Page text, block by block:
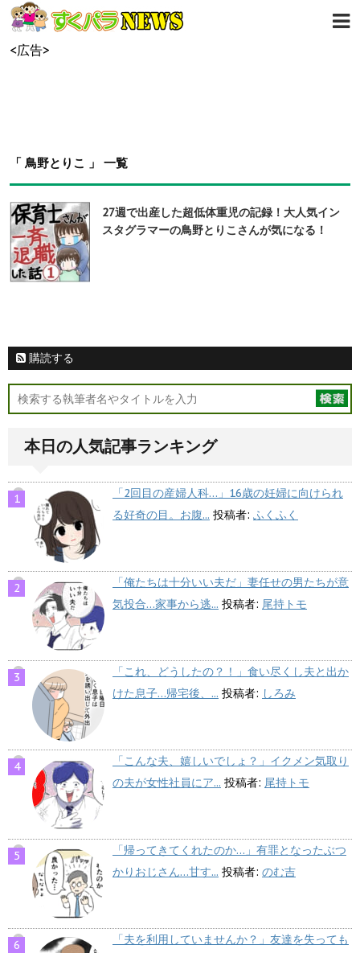
<広告>
「 鳥野とりこ 」 一覧
27週で出産した超低体重児の記録！大人気イン
スタグラマーの鳥野とりこさんが気になる！
購読する
本日の人気記事ランキング
「2回目の産婦人科…」16歳の妊婦に向けられ
る好奇の目。お腹... 投稿者: ふくふく
「俺たちは十分いい夫だ」妻任せの男たちが意
気投合…家事から逃... 投稿者: 尾持トモ
「これ、どうしたの？！」食い尽くし夫と出か
けた息子…帰宅後、... 投稿者: しろみ
「こんな夫、嬉しいでしょ？」イクメン気取り
の夫が女性社員にア... 投稿者: 尾持トモ
「帰ってきてくれたのか…」有罪となったぶつ
かりおじさん…甘す... 投稿者: のむ吉
「夫を利用していませんか？」友達を失っても